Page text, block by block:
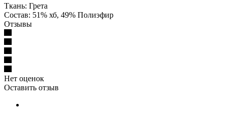
Ткань: Грета
Состав: 51% хб, 49% Полиэфир
Отзывы
Нет оценок
Оставить отзыв